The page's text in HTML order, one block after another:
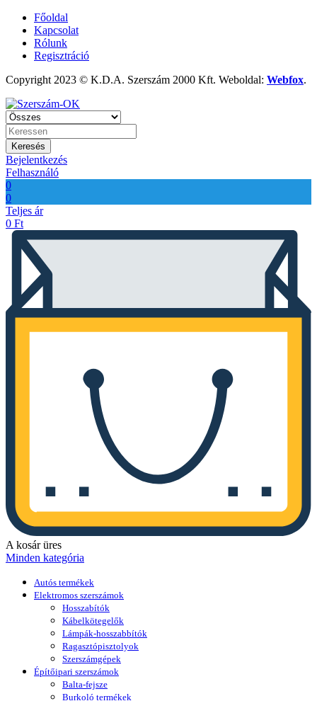
Főoldal
Kapcsolat
Rólunk
Regisztráció
Copyright 2023 © K.D.A. Szerszám 2000 Kft. Weboldal: Webfox.
Keresés
Bejelentkezés
Felhasználó
0
0
Teljes ár
0 Ft
A kosár üres
Minden kategória
Autós termékek
Elektromos szerszámok
Hosszabítók
Kábelkötegelők
Lámpák-hosszabbítók
Ragasztópisztolyok
Szerszámgépek
Építőipari szerszámok
Balta-fejsze
Burkoló termékek